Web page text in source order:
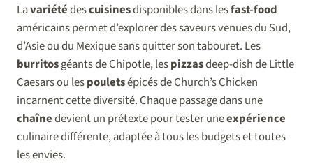
Lavariétédescuisinesdisponibles dans lesfast-food
américains permet d’explorer des saveurs venues du Sud,
d’Asie ou du Mexique sans quitter son tabouret. Les
burritosgéants de Chipotle, lespizzasdeep-dish de Little
Caesars ou lespouletsépicés de Church’s Chicken
incarnent cette diversité. Chaque passage dans une
chaînedevient un prétexte pour tester uneexpérience
culinaire différente, adaptée à tous les budgets et toutes
les envies.